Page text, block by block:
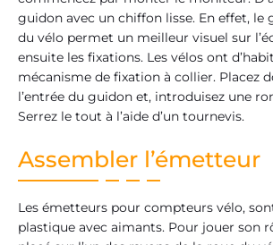
guidon avec un chiffon lisse. En effet, le
du vélo permet un meilleur visuel sur
ensuite les fixations. Les vélos ont
mécanisme de fixation à collier. Placez
l’entrée du guidon et, introduisez une
Serrez le tout à l’aide d’un tournevis.
Assembler l’émetteur
Les émetteurs pour compteurs vélo,
plastique avec aimants. Pour jouer son